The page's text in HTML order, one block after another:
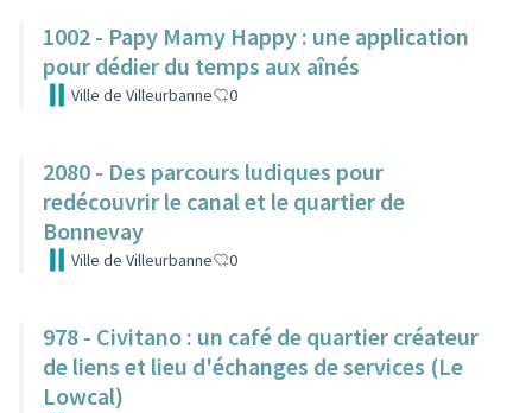
1002 - Papy Mamy Happy : une application
pour dédier du temps aux aînés
Ville de Villeurbanne 0
2080 - Des parcours ludiques pour
redécouvrir le canal et le quartier de
Bonnevay
Ville de Villeurbanne 0
978 - Civitano : un café de quartier créateur
de liens et lieu d'échanges de services (Le
Lowcal)